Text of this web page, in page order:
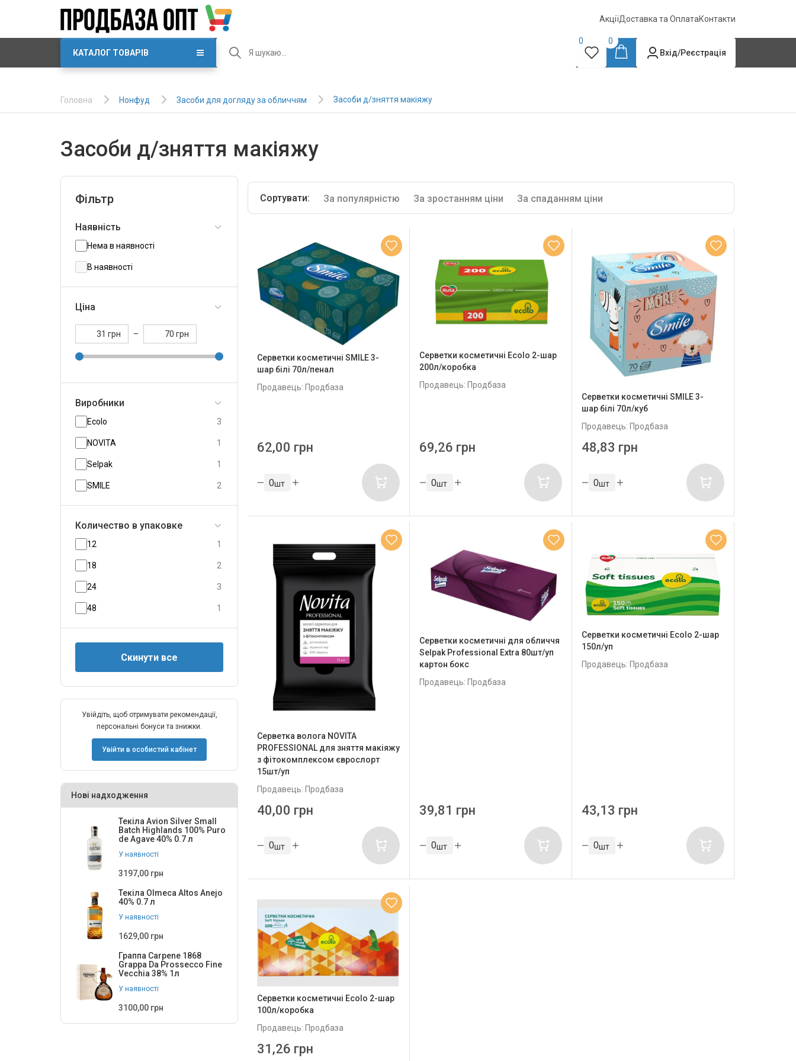
АкціїДоставка та ОплатаКонтакти
КАТАЛОГ ТОВАРІВ
0
0
Вхід/Реєстрація
Головна Нонфуд Засоби для догляду за обличчям Засоби д/зняття макіяжу
Засоби д/зняття макіяжу
Фільтр
Наявність
Нема в наявності
В наявності
Ціна
грн – грн
Виробники
Ecolo 3
NOVITA 1
Selpak 1
SMILE 2
Количество в упаковке
12 1
18 2
24 3
48 1
Увійдіть, щоб отримувати рекомендації,
персональні бонуси та знижки.
Увійти в особистий кабінет
Нові надходження
Текіла Avion Silver Small
Batch Highlands 100% Puro
de Agave 40% 0.7 л
У наявності
3197,00 грн
Текіла Olmeca Altos Anejo
40% 0.7 л
У наявності
1629,00 грн
Граппа Carpene 1868
Grappa Da Prossecco Fine
Vecchia 38% 1л
У наявності
3100,00 грн
Сортувати: За популярністю За зростанням ціни За спаданням ціни
Серветки косметичні SMILE 3-
шар білі 70л/пенал
Продавець: Продбаза
62,00 грн
шт
Серветки косметичні Ecolo 2-шар
200л/коробка
Продавець: Продбаза
69,26 грн
шт
Серветки косметичні SMILE 3-
шар білі 70л/куб
Продавець: Продбаза
48,83 грн
шт
Серветка волога NOVITA
PROFESSIONAL для зняття макіяжу
з фітокомплексом єврослорт
15шт/уп
Продавець: Продбаза
40,00 грн
шт
Серветки косметичні для обличчя
Selpak Professional Extra 80шт/уп
картон бокс
Продавець: Продбаза
39,81 грн
шт
Серветки косметичні Ecolo 2-шар
150л/уп
Продавець: Продбаза
43,13 грн
шт
Серветки косметичні Ecolo 2-шар
100л/коробка
Продавець: Продбаза
31,26 грн